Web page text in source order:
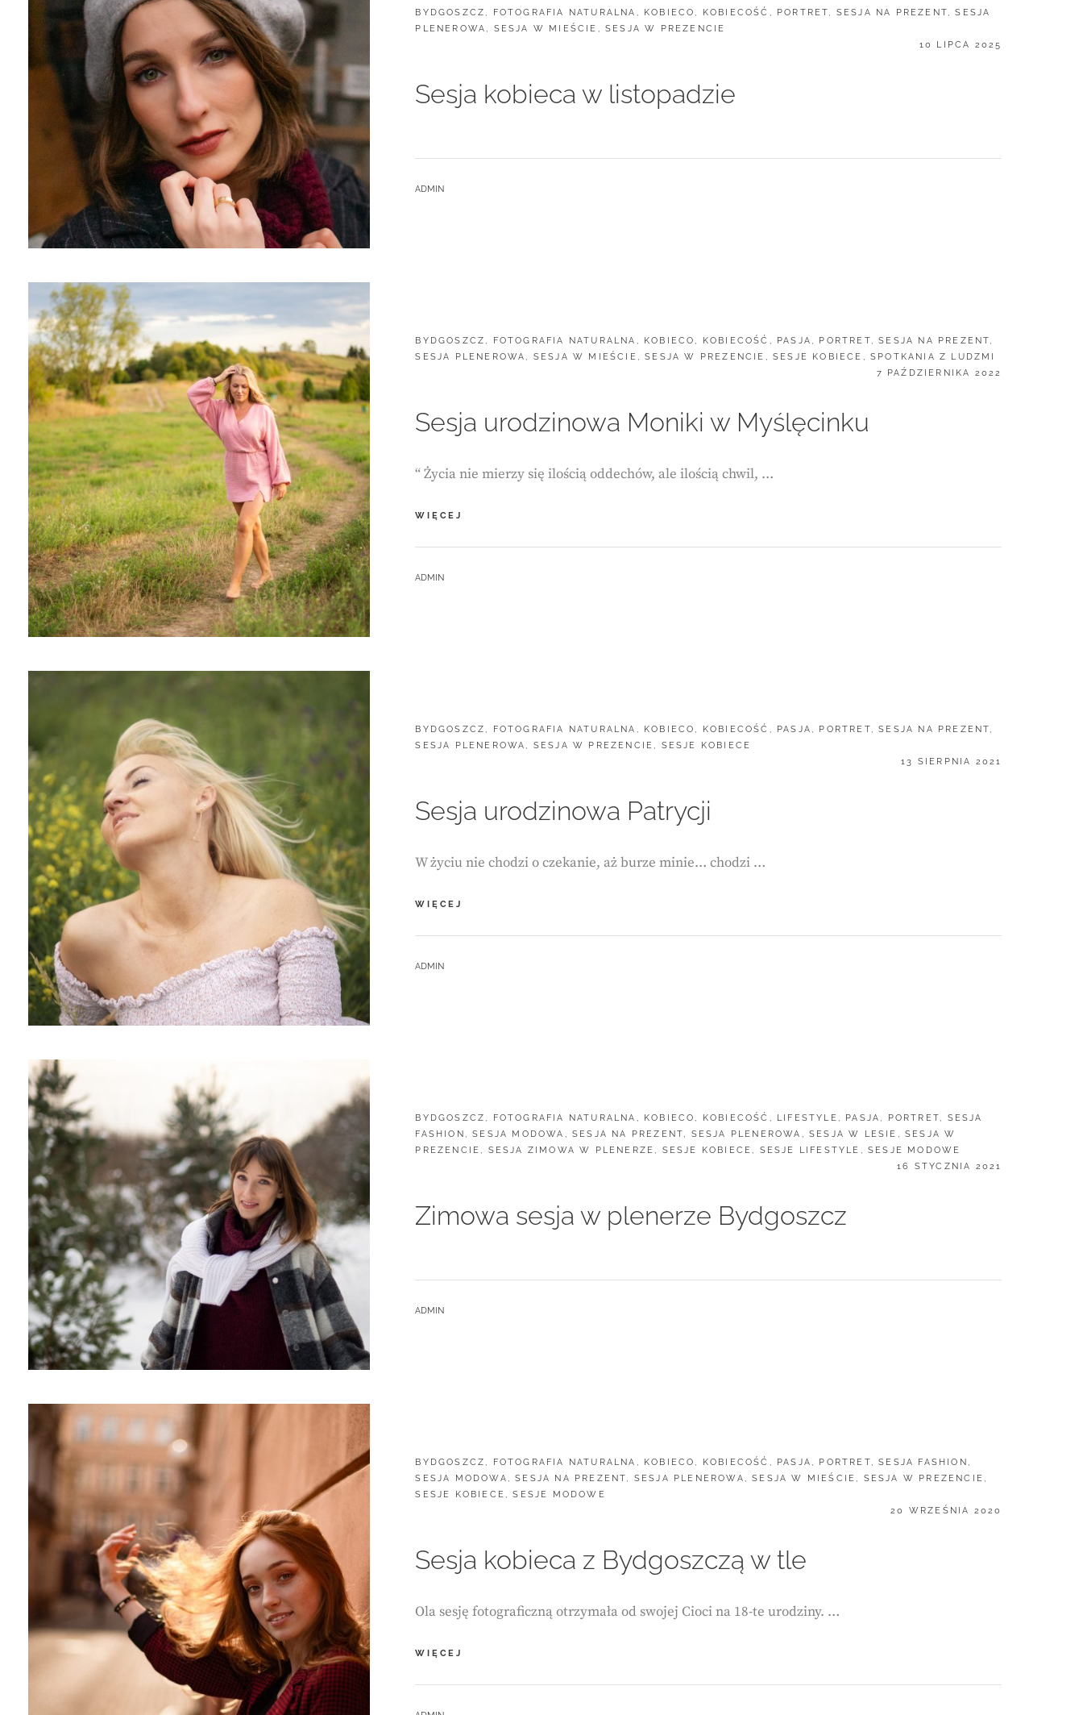
CATEGORIES:
BYDGOSZCZ , FOTOGRAFIA NATURALNA , KOBIECO , KOBIECOŚĆ , PORTRET, SESJA NA PREZENT,SESJA
PLENEROWA , SESJA W MIEŚCIE ,SESJA W PREZENCIE
POSTED
10 LIPCA 2025
Sesja kobieca w listopadzie
BY
ADMIN
CATEGORIES:
BYDGOSZCZ , FOTOGRAFIA NATURALNA , KOBIECO , KOBIECOŚĆ , PASJA , PORTRET,SESJA NA PREZENT,
SESJA PLENEROWA , SESJA W MIEŚCIE ,SESJA W PREZENCIE ,SESJE KOBIECE ,SPOTKANIA Z LUDZMI
POSTED
7 PAŹDZIERNIKA 2022
Sesja urodzinowa Moniki w Myślęcinku
“ Życia nie mierzy się ilością oddechów, ale ilością chwil, …
WIĘCEJ
MONIKI
BY
ADMIN
CATEGORIES:
BYDGOSZCZ , FOTOGRAFIA NATURALNA , KOBIECO , KOBIECOŚĆ , PASJA , PORTRET,SESJA NA PREZENT,
SESJA PLENEROWA , SESJA W PREZENCIE , SESJE KOBIECE
POSTED
13 SIERPNIA 2021
Sesja urodzinowa Patrycji
W życiu nie chodzi o czekanie, aż burze minie… chodzi …
WIĘCEJ
PATRYCJI
BY
ADMIN
CATEGORIES:
BYDGOSZCZ , FOTOGRAFIA NATURALNA , KOBIECO , KOBIECOŚĆ , LIFESTYLE , PASJA , PORTRET, SESJA
FASHION ,SESJA MODOWA ,SESJA NA PREZENT, SESJA PLENEROWA ,SESJA W LESIE ,SESJA W
PREZENCIE , SESJA ZIMOWA W PLENERZE , SESJE KOBIECE , SESJE LIFESTYLE ,SESJE MODOWE
POSTED
16 STYCZNIA 2021
Zimowa sesja w plenerze Bydgoszcz
BY
ADMIN
CATEGORIES:
BYDGOSZCZ , FOTOGRAFIA NATURALNA , KOBIECO , KOBIECOŚĆ , PASJA , PORTRET,SESJA FASHION ,
SESJA MODOWA ,SESJA NA PREZENT, SESJA PLENEROWA ,SESJA W MIEŚCIE , SESJA W PREZENCIE ,
SESJE KOBIECE ,SESJE MODOWE
POSTED
20 WRZEŚNIA 2020
Sesja kobieca z Bydgoszczą w tle
Ola sesję fotograficzną otrzymała od swojej Cioci na 18-te urodziny. …
WIĘCEJ
Z